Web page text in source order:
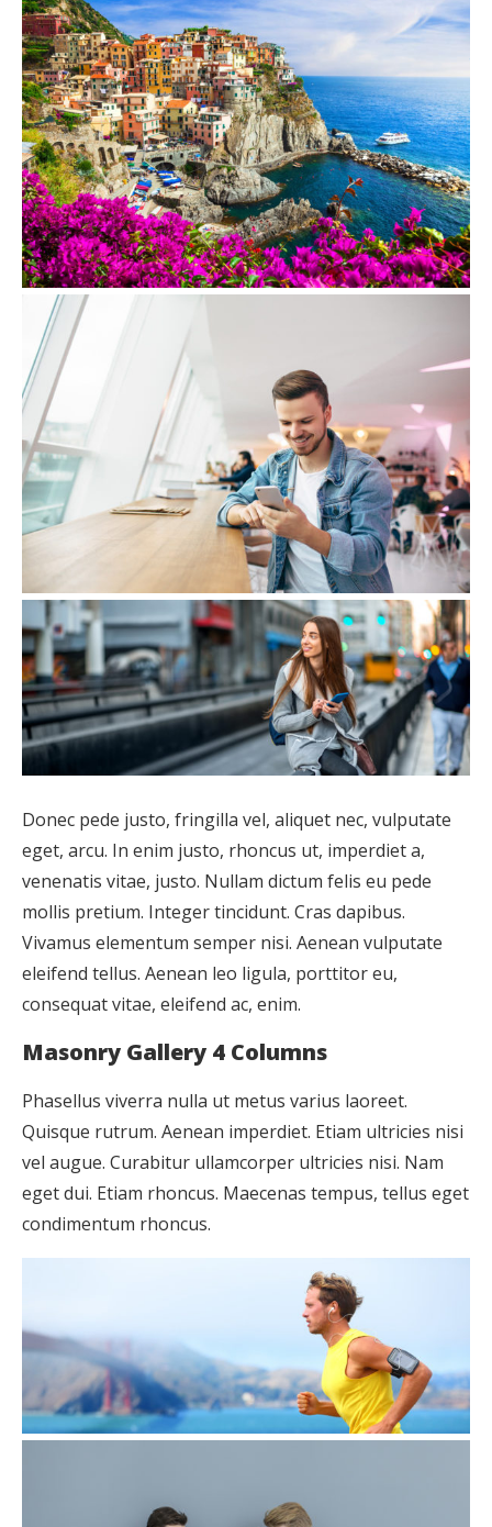
Donec pede justo, fringilla vel, aliquet nec, vulputate
eget, arcu. In enim justo, rhoncus ut, imperdiet a,
venenatis vitae, justo. Nullam dictum felis eu pede
mollis pretium. Integer tincidunt. Cras dapibus.
Vivamus elementum semper nisi. Aenean vulputate
eleifend tellus. Aenean leo ligula, porttitor eu,
consequat vitae, eleifend ac, enim.
Masonry Gallery 4 Columns
Phasellus viverra nulla ut metus varius laoreet.
Quisque rutrum. Aenean imperdiet. Etiam ultricies nisi
vel augue. Curabitur ullamcorper ultricies nisi. Nam
eget dui. Etiam rhoncus. Maecenas tempus, tellus eget
condimentum rhoncus.